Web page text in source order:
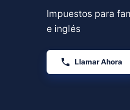
Impuestos para
e inglés
Llamar Ahora